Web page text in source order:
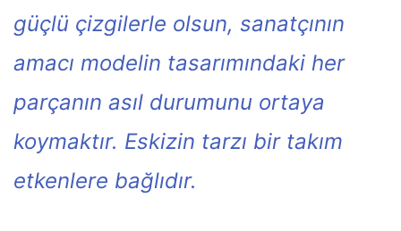
güçlü çizgilerle olsun, sanatçının
amacı modelin tasarımındaki her
parçanın asıl durumunu ortaya
koymaktır. Eskizin tarzı bir takım
etkenlere bağlıdır.